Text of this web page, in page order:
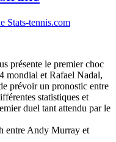
Stats-tennis.com
présente le premier choc
mondial et Rafael Nadal,
prévoir un pronostic entre
statistiques et
duel tant attendu par le
entre Andy Murray et